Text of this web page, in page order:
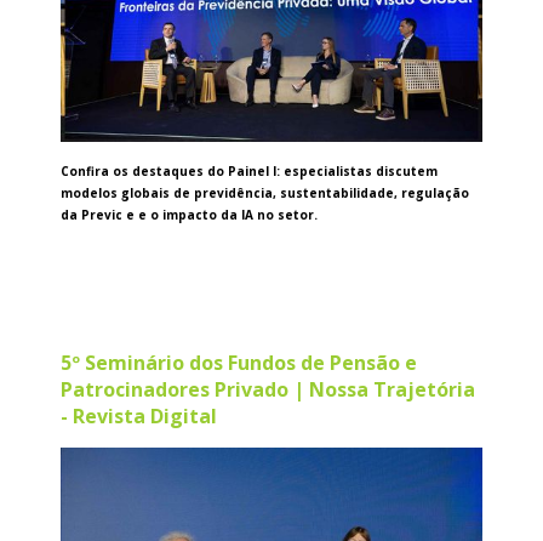
Confira os destaques do Painel I: especialistas discutem
modelos globais de previdência, sustentabilidade, regulação
da Previc e e o impacto da IA no setor.
5º Seminário dos Fundos de Pensão e
Patrocinadores Privado | Nossa Trajetória
- Revista Digital